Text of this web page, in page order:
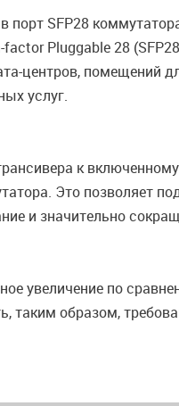
SFP28
Pluggable 28
центров, помещений
услуг.
к включенному
Это позволяет
и значительно
увеличение по
образом,